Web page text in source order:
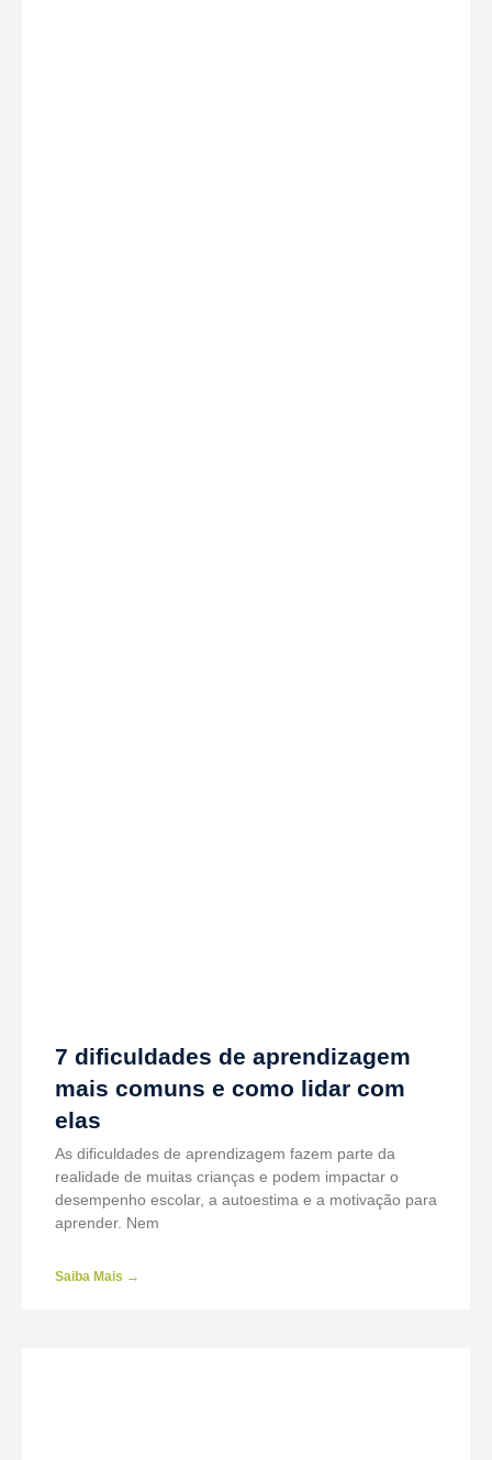
7 dificuldades de aprendizagem
mais comuns e como lidar com
elas
As dificuldades de aprendizagem fazem parte da
realidade de muitas crianças e podem impactar o
desempenho escolar, a autoestima e a motivação para
aprender. Nem
Saiba Mais →